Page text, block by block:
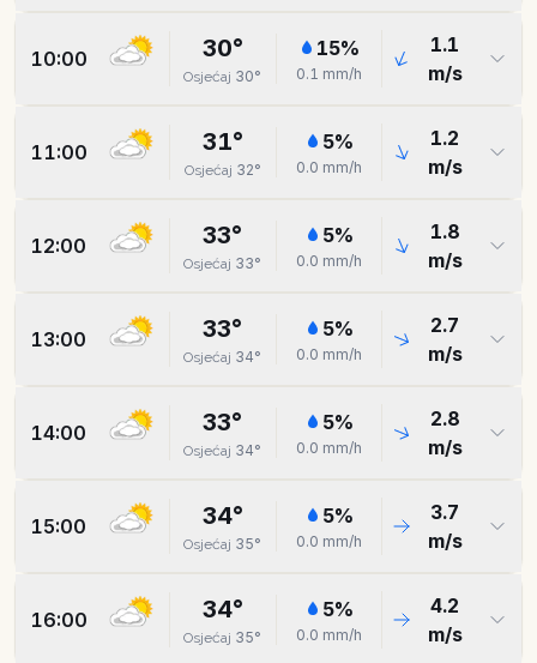
10:00 30°
Osjećaj 30°
15%
0.1 mm/h
1.1
m/s
11:00 31°
Osjećaj 32°
5%
0.0 mm/h
1.2
m/s
12:00 33°
Osjećaj 33°
5%
0.0 mm/h
1.8
m/s
13:00 33°
Osjećaj 34°
5%
0.0 mm/h
2.7
m/s
14:00 33°
Osjećaj 34°
5%
0.0 mm/h
2.8
m/s
15:00 34°
Osjećaj 35°
5%
0.0 mm/h
3.7
m/s
16:00 34°
Osjećaj 35°
5%
0.0 mm/h
4.2
m/s